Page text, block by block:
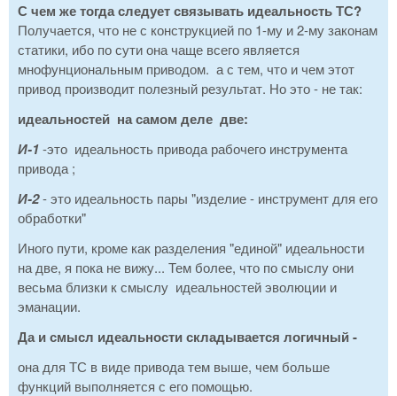
С чем же тогда следует связывать идеальность ТС?
Получается, что не с конструкцией по 1-му и 2-му законам
статики, ибо по сути она чаще всего является
мнофунциональным приводом. а с тем, что и чем этот
привод производит полезный результат. Но это - не так:
идеальностей на самом деле две:
И-1-это идеальность привода рабочего инструмента
привода ;
И-2- это идеальность пары "изделие - инструмент для его
обработки"
Иного пути, кроме как разделения "единой" идеальности
на две, я пока не вижу... Тем более, что по смыслу они
весьма близки к смыслу идеальностей эволюции и
эманации.
Да и смысл идеальности складывается логичный -
она для ТС в виде привода тем выше, чем больше
функций выполняется с его помощью.